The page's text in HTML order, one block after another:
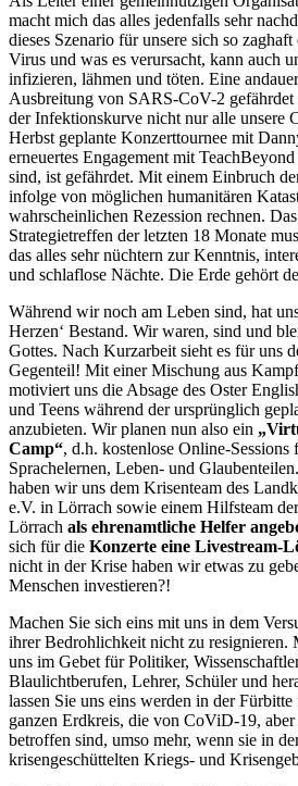
macht mich das alles jedenfalls sehr
dieses Szenario für unsere sich so
Virus und was es verursacht, kann auch
infizieren, lähmen und töten. Eine
Ausbreitung von SARS-CoV-2 gefährdet
der Infektionskurve nicht nur alle unsere
Herbst geplante Konzerttournee mit
erneuertes Engagement mit
sind, ist gefährdet. Mit einem Einbruch
infolge von möglichen humanitären
wahrscheinlichen Rezession rechnen.
Strategietreffen der letzten 18 Monate
das alles sehr nüchtern zur Kenntnis,
und schlaflose Nächte. Die Erde gehört
Während wir noch am Leben sind, hat
Herzen‘ Bestand. Wir waren, sind und
Gottes. Nach Kurzarbeit sieht es für uns
Gegenteil! Mit einer Mischung aus
motiviert uns die Absage des Oster
und Teens während der ursprünglich
anzubieten. Wir planen nun also ein
Camp“, d.h. kostenlose Online-Sessions
Sprachelernen, Leben- und
haben wir uns dem Krisenteam des
e.V. in Lörrach sowie einem Hilfsteam
Lörrach als ehrenamtliche Helfer
sich für die Konzerte eine Livestream-
nicht in der Krise haben wir etwas zu
Menschen investieren?!
Machen Sie sich eins mit uns in dem
ihrer Bedrohlichkeit nicht zu resignieren.
uns im Gebet für Politiker,
Blaulichtberufen, Lehrer, Schüler und
lassen Sie uns eins werden in der
ganzen Erdkreis, die von CoViD-19,
betroffen sind, umso mehr, wenn sie in
krisengeschüttelten Kriegs- und